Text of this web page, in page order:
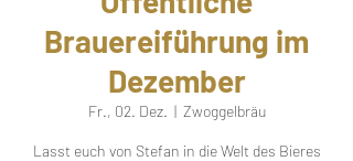
Brauereiführung im
Dezember
Fr., 02. Dez.
  |
Zwoggelbräu
Lasst euch von Stefan in die Welt des Bieres